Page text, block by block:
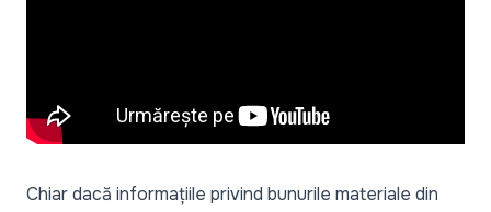
Chiar dacă informațiile privind bunurile materiale din